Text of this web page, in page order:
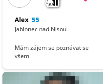
Alex 55
Jablonec nad Nisou
Mám zájem se poznávat se
všemi